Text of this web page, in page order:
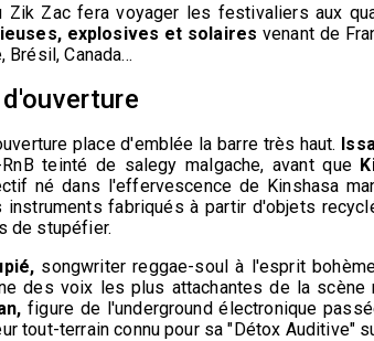
Zik Zac fera voyager les festivaliers aux
explosives et solaires venant de
Brésil, Canada…
place d'emblée la barre très haut.
teinté de salegy malgache, avant que
né dans l'effervescence de Kinshasa
fabriqués à partir d'objets
de stupéfier.
songwriter reggae-soul à l'esprit
des voix les plus attachantes de la scène
figure de l'underground électronique
tout-terrain connu pour sa "Détox Auditive"